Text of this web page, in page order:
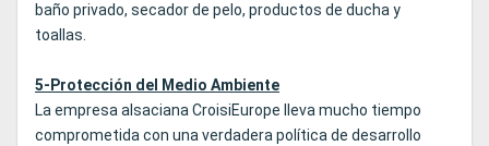
baño privado, secador de pelo, productos de ducha y
toallas.
5-Protección del Medio Ambiente
La empresa alsaciana CroisiEurope lleva mucho tiempo
comprometida con una verdadera política de desarrollo